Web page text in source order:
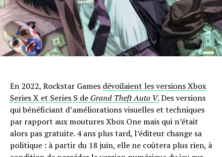
En 2022, Rockstar Games dévoilaient les versions Xbox
Series X et Series S de Grand Theft Auto V.Des versions
qui bénéficiant d’améliorations visuelles et techniques
par rapport aux moutures Xbox One mais qui n’était
alors pas gratuite. 4 ans plus tard, l’éditeur change sa
politique : à partir du 18 juin, elle ne coûtera plus rien, à